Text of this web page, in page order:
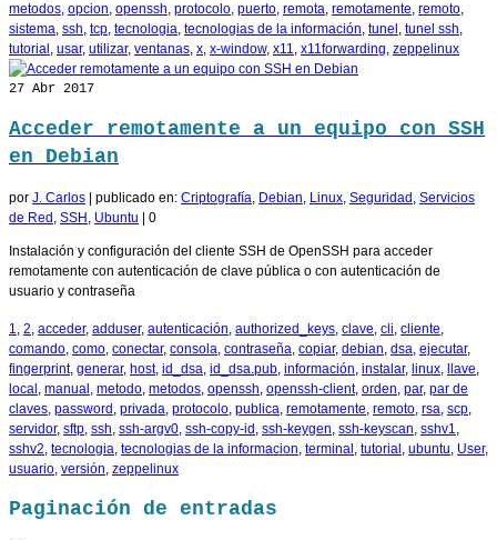
metodos, opcion, openssh, protocolo, puerto, remota, remotamente, remoto,
sistema, ssh, tcp, tecnologia, tecnologias de la información, tunel , tunel ssh,
tutorial , usar, utilizar, ventanas, x, x-window, x11, x11forwarding, zeppelinux
27 Abr 2017
Acceder remotamente a un equipo con SSH
en Debian
por J. Carlos publicado en: Criptografía, Debian, Linux, Seguridad , Servicios
de Red , SSH , Ubuntu 0
Instalación y configuración del cliente SSH de OpenSSH para acceder
remotamente con autenticación de clave pública o con autenticación de
usuario y contraseña
1, 2, acceder, adduser, autenticación, authorized_keys, clave, cli, cliente,
comando, como, conectar, consola, contraseña, copiar, debian, dsa, ejecutar,
fingerprint, generar, host, id_dsa, id_dsa.pub, información, instalar, linux, llave,
local , manual , metodo, metodos, openssh, openssh-client, orden, par, par de
claves, password , privada, protocolo, publica, remotamente, remoto, rsa, scp,
servidor, sftp, ssh, ssh-argv0, ssh-copy-id , ssh-keygen, ssh-keyscan, sshv1,
sshv2, tecnologia, tecnologias de la informacion, terminal , tutorial , ubuntu, User,
usuario, versión, zeppelinux
Paginación de entradas